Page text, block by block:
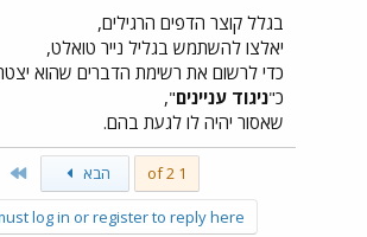
בגלל קוצר הדפים הרגילים,
יאלצו להשתמש בגליל נייר טואלט,
כדי לרשום את רשימת הדברים שהוא
כ"ניגוד עניינים",
שאסור יהיה לו לגעת בהם.
1 of 2 הבא
log in or register to reply here.